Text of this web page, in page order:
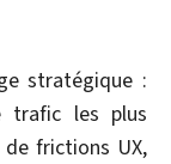
stratégique :
trafic les plus
frictions UX,